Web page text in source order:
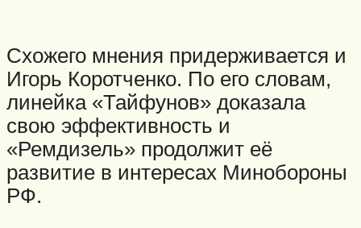
Схожего мнения придерживается и
Игорь Коротченко. По его словам,
линейка «Тайфунов» доказала
свою эффективность и
«Ремдизель» продолжит её
развитие в интересах Минобороны
РФ.